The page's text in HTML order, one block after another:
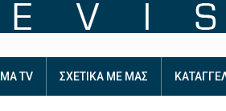
TV ΣΧΕΤΙΚΑ ΜΕ ΜΑΣ